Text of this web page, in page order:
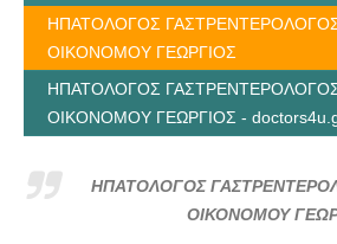
ΗΠΑΤΟΛΟΓΟΣ
ΟΙΚΟΝΟΜΟΥ ΓΕΩΡΓΙΟΣ
ΗΠΑΤΟΛΟΓΟΣ
ΟΙΚΟΝΟΜΟΥ ΓΕΩΡΓΙΟΣ -
ΗΠΑΤΟΛΟΓΟΣ
ΟΙΚΟΝΟΜΟΥ